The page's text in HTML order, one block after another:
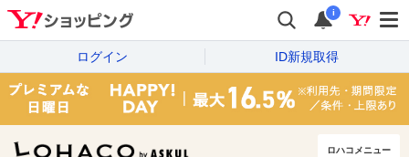
i
ログイン ID新規取得
ロハコメニュー